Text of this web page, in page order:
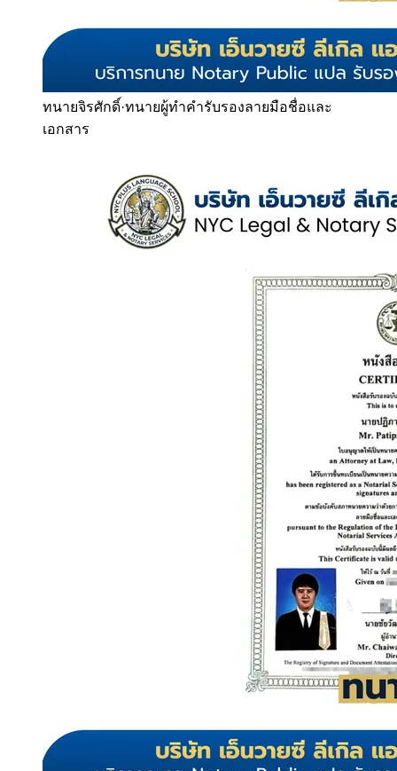
ทนายจิรศักดิ์·ทนายผู้ทำคำรับรองลายมือชื่อและ
เอกสาร